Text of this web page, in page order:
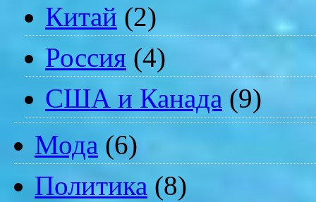
Китай (2)
Россия (4)
США и Канада (9)
Мода (6)
Политика (8)